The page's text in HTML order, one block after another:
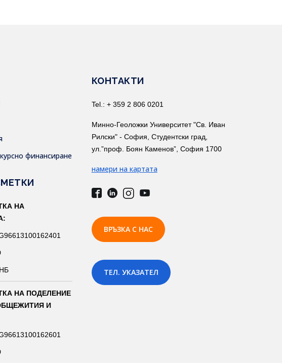
финансиране
НА
НА ПОДЕЛЕНИЕ
И
КОНТАКТИ
Tel.: + 359 2 806 0201
Минно-Геоложки Университет "Св. Иван
Рилски" - София, Студентски град,
ул.”проф. Боян Каменов”, София 1700
намери на картата
ВРЪЗКА С НАС
ТЕЛ. УКАЗАТЕЛ